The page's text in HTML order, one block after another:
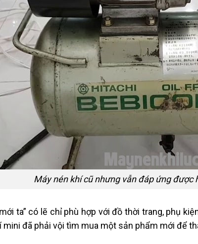
Máy nén khí cũ nhưng vẫn đáp ứng được
ta” có lẽ chỉ phù hợp với đồ thời trang, phụ
mini đã phải vội tìm mua một sản phẩm mới để